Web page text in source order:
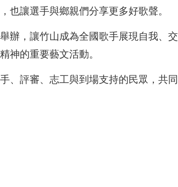
也讓選手與鄉親們分享更多好歌聲。
辦，讓竹山成為全國歌手展現自我、交
神的重要藝文活動。
、評審、志工與到場支持的民眾，共同